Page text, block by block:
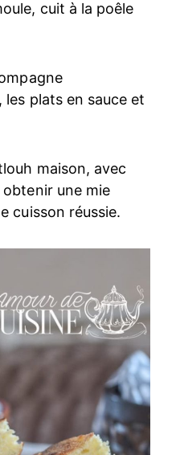
cuit à la poêle
plats en sauce et
maison, avec
une mie
cuisson réussie.